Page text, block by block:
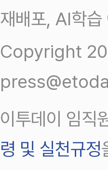
재배포, AI학습
Copyright
이투데이 임직
령 및 실천규정